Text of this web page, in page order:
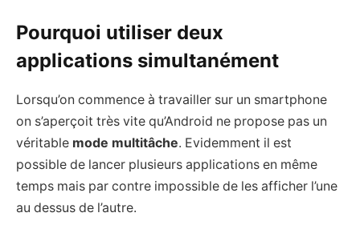
Pourquoi utiliser deux
applications simultanément
Lorsqu’on commence à travailler sur un smartphone
on s’aperçoit très vite qu’Android ne propose pas un
véritable mode multitâche. Evidemment il est
possible de lancer plusieurs applications en même
temps mais par contre impossible de les afficher l’une
au dessus de l’autre.